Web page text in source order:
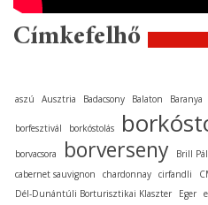
Címkefelhő
aszú Ausztria Badacsony Balaton Baranya
borfesztivál borkóstolás
borvacsora borverseny Brill
cabernet sauvignon chardonnay cirfandli
Dél-Dunántúli Borturisztikai Klaszter
Eger